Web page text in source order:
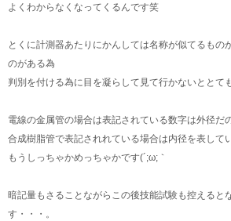
よくわからなくなってくるんです笑
とくに計測器あたりにかんしては名称が似てるもの
のがある為
判別を付ける為に目を凝らして見て行かないととて
電線の金属管の場合は表記されている数字は外径だ
合成樹脂管で表記されれている場合は内径を表して
もうしっちゃかめっちゃかです(´;ω;｀
暗記量もさることながらこの後技能試験も控えると
す・・・。